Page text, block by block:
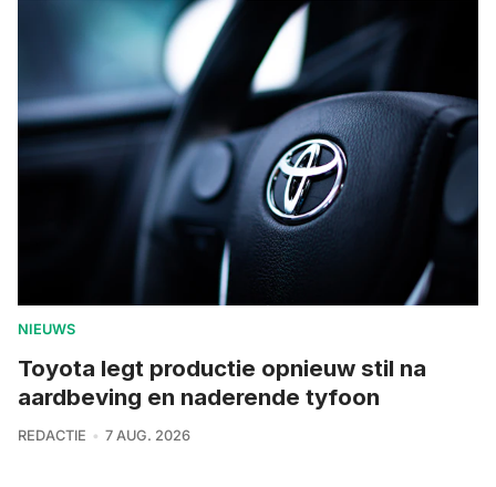
NIEUWS
Toyota legt productie opnieuw stil na
aardbeving en naderende tyfoon
REDACTIE 7 AUG. 2026